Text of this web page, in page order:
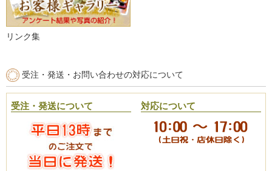
リンク集
受注・発送・お問い合わせの対応について
受注・発送について 対応について